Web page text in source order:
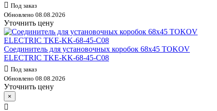
Под заказ
Обновлено 08.08.2026
Уточнить цену
Соединитель для установочных коробок 68х45 TOKOV
ELECTRIC TKE-KK-68-45-C08
Под заказ
Обновлено 08.08.2026
Уточнить цену
×